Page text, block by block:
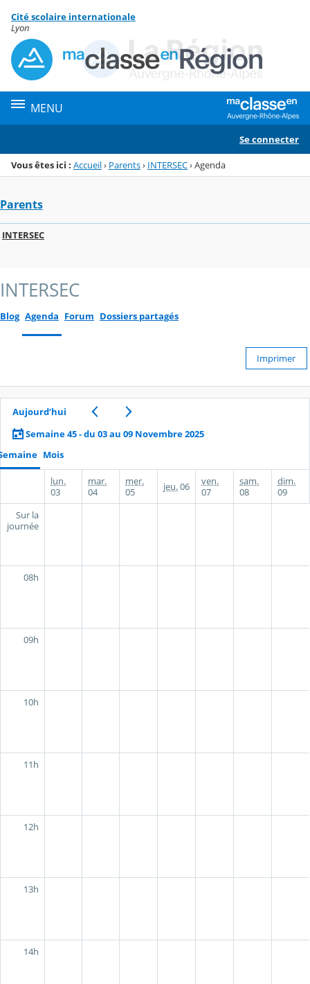
Menu de la rubrique
Contenu
Cité scolaire internationale
Lyon
MENU
Se connecter
Vous êtes ici : Accueil› Parents› INTERSEC›Agenda
Parents
INTERSEC
INTERSEC
Blog Agenda Forum Dossiers partagés
Imprimer
Aujourd’hui
Semaine 45 - du 03 au 09 Novembre 2025
Mois
lun.
03
mar.
04
mer.
05
jeu.06
ven.
07
sam.
08
dim.
09
Sur la
journée
08h
09h
10h
11h
12h
13h
14h